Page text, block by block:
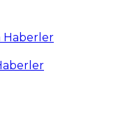
Haberler